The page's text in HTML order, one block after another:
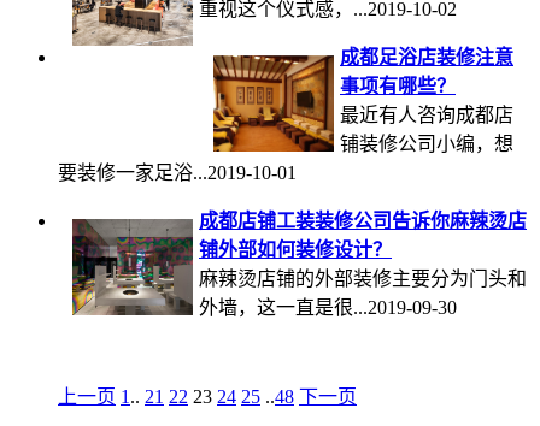
重视这个仪式感，...2019-10-02
成都足浴店装修注意
事项有哪些？
最近有人咨询成都店
铺装修公司小编，想
要装修一家足浴...2019-10-01
成都店铺工装装修公司告诉你麻辣烫店
铺外部如何装修设计？
麻辣烫店铺的外部装修主要分为门头和
外墙，这一直是很...2019-09-30
上一页 1 .. 21 22 23 24 25 ..48 下一页